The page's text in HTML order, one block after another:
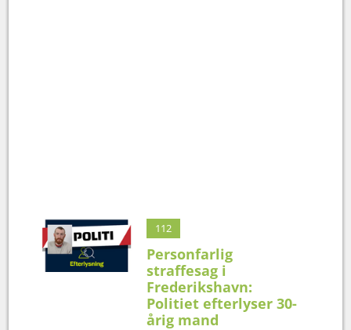
112
Personfarlig
straffesag i
Frederikshavn:
Politiet efterlyser 30-
årig mand